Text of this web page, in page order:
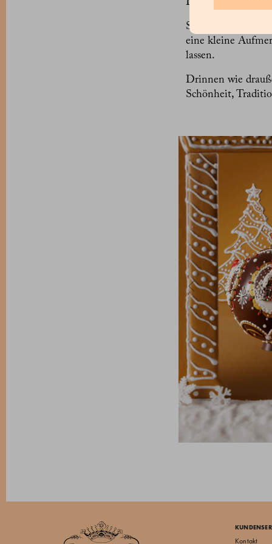
Dekorationen im
So werden die
eine kleine
lassen.
Drinnen wie
Schönheit,
Kontakt